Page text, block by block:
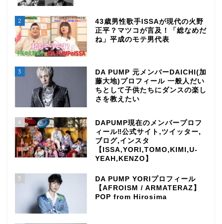
2
43歳男性歌手ISSAが現代の火野
正平？マツコが言及！「総なめだ
ね」平成のモテ男代表
3
DA PUMP 元メンバーDAICHI(加
藤大地)プロフィール 一般人だい
ちとして子供たちにダンスの楽し
さを教えたい
4
DAPUMP現在のメンバープロフ
ィール‼公式サイト,ツイッター,
ブログ,インスタ
【ISSA,YORI,TOMO,KIMI,U-
YEAH,KENZO】
5
DA PUMP YORIプロフィール
【AFROISM / ARMATERAZ】
POP from Hirosima